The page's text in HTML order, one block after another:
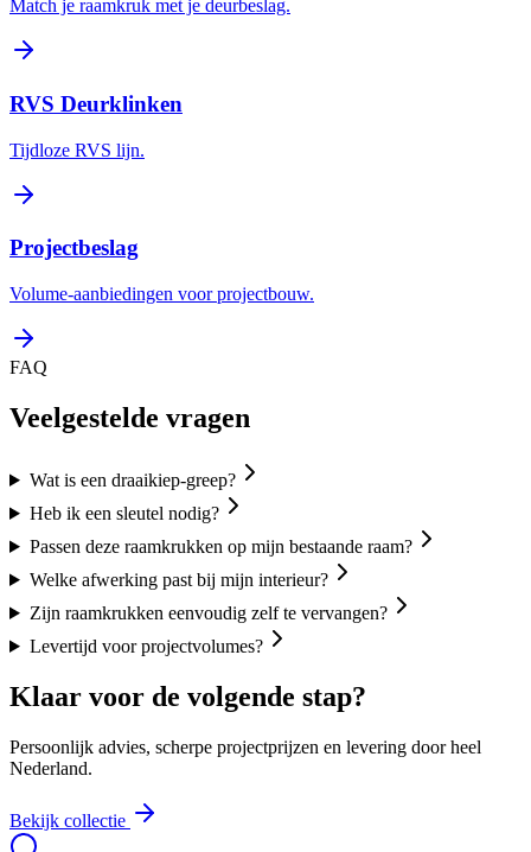
Match je raamkruk met je deurbeslag.
RVS Deurklinken
Tijdloze RVS lijn.
Projectbeslag
Volume-aanbiedingen voor projectbouw.
FAQ
Veelgestelde vragen
Wat is een draaikiep-greep?
Heb ik een sleutel nodig?
Passen deze raamkrukken op mijn bestaande raam?
Welke afwerking past bij mijn interieur?
Zijn raamkrukken eenvoudig zelf te vervangen?
Levertijd voor projectvolumes?
Klaar voor de volgende stap?
Persoonlijk advies, scherpe projectprijzen en levering door heel
Nederland.
Bekijk collectie